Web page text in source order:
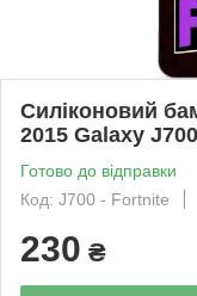
Силіконовий
2015 Galaxy
Готово до відправки
Код: J700 - Fortnite
230 ₴